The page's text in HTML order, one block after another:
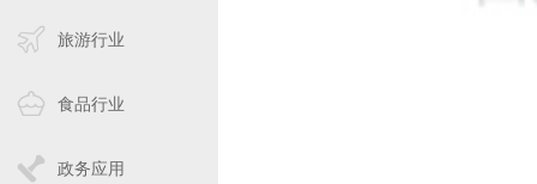
旅游行业
食品行业
政务应用